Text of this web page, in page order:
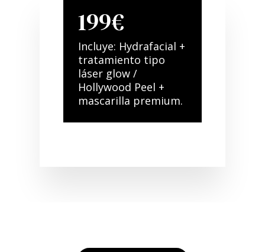
199€
Incluye: Hydrafacial +
tratamiento tipo
láser glow /
Hollywood Peel +
mascarilla premium.